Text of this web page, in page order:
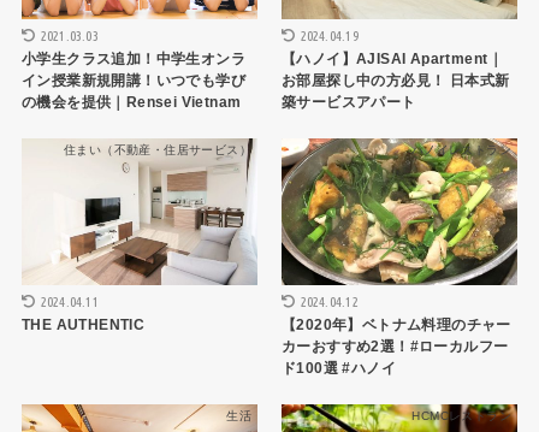
2021.03.03
小学生クラス追加！中学生オンラ
イン授業新規開講！いつでも学び
の機会を提供｜Rensei Vietnam
2024.04.19
【ハノイ】AJISAI Apartment｜
お部屋探し中の方必見！ 日本式新
築サービスアパート
住まい（不動産・住居サービス）
2024.04.11
THE AUTHENTIC
ハノイレストラン
2024.04.12
【2020年】ベトナム料理のチャー
カーおすすめ2選！#ローカルフー
ド100選 #ハノイ
生活 HCMCレストラン